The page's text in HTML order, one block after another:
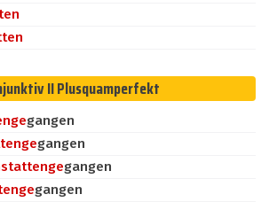
II Plusquamperfekt
gegangen
gegangen
gegangen
gegangen